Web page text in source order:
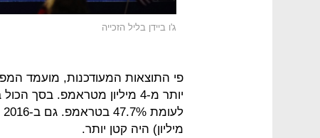
ג'ו ביידן בליל הזכייה
מיליון) היה קטן יותר.